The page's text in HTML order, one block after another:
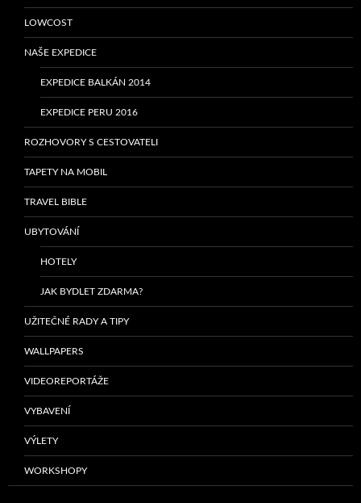
LOWCOST
NAŠE EXPEDICE
EXPEDICE BALKÁN 2014
EXPEDICE PERU 2016
ROZHOVORY S CESTOVATELI
TAPETY NA MOBIL
TRAVEL BIBLE
UBYTOVÁNÍ
HOTELY
JAK BYDLET ZDARMA?
UŽITEČNÉ RADY A TIPY
WALLPAPERS
VIDEOREPORTÁŽE
VYBAVENÍ
VÝLETY
WORKSHOPY